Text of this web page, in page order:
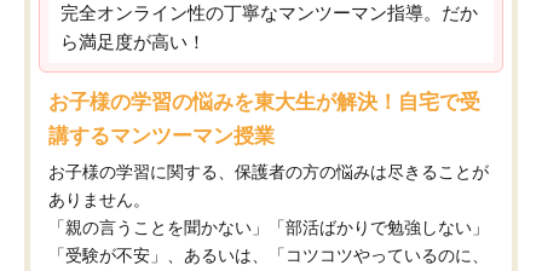
完全オンライン性の丁寧なマンツーマン指導。だか
ら満足度が高い！
お子様の学習の悩みを東大生が解決！自宅で受
講するマンツーマン授業
お子様の学習に関する、保護者の方の悩みは尽きることが
ありません。
「親の言うことを聞かない」「部活ばかりで勉強しない」
「受験が不安」、あるいは、「コツコツやっているのに、